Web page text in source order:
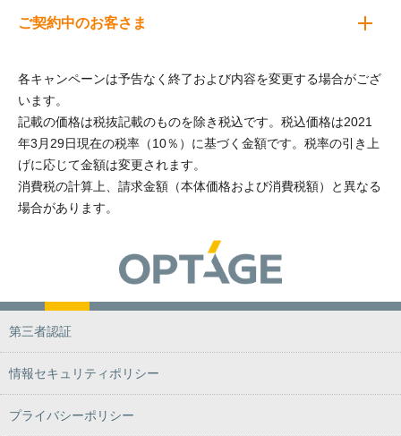
ご契約中のお客さま
各キャンペーンは予告なく終了および内容を変更する場合がござ
います。
記載の価格は税抜記載のものを除き税込です。税込価格は2021
年3月29日現在の税率（10％）に基づく金額です。税率の引き上
げに応じて金額は変更されます。
消費税の計算上、請求金額（本体価格および消費税額）と異なる
場合があります。
第三者認証
情報セキュリティポリシー
プライバシーポリシー